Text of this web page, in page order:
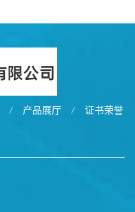
/ 产品展厅 / 证书荣誉